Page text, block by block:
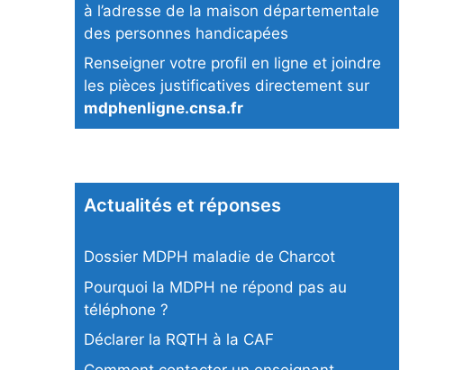
à l’adresse de la maison départementale
des personnes handicapées
Renseigner votre profil en ligne et joindre
les pièces justificatives directement sur
mdphenligne.cnsa.fr
Actualités et réponses
Dossier MDPH maladie de Charcot
Pourquoi la MDPH ne répond pas au
téléphone ?
Déclarer la RQTH à la CAF